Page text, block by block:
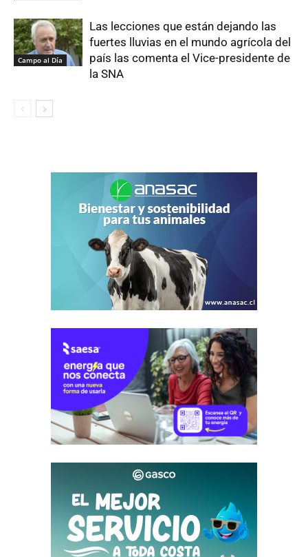
Campo al Día
Las lecciones que están dejando las
fuertes lluvias en el mundo agrícola del
país las comenta el Vice-presidente de
la SNA